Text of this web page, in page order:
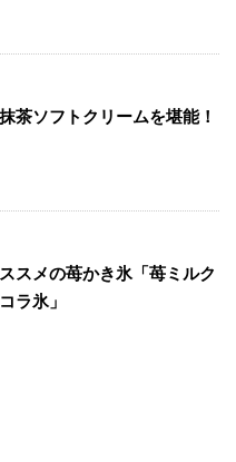
茶ソフトクリームを堪能！
スメの苺かき氷「苺ミルク
ラ氷」